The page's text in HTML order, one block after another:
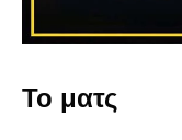
Το ματς